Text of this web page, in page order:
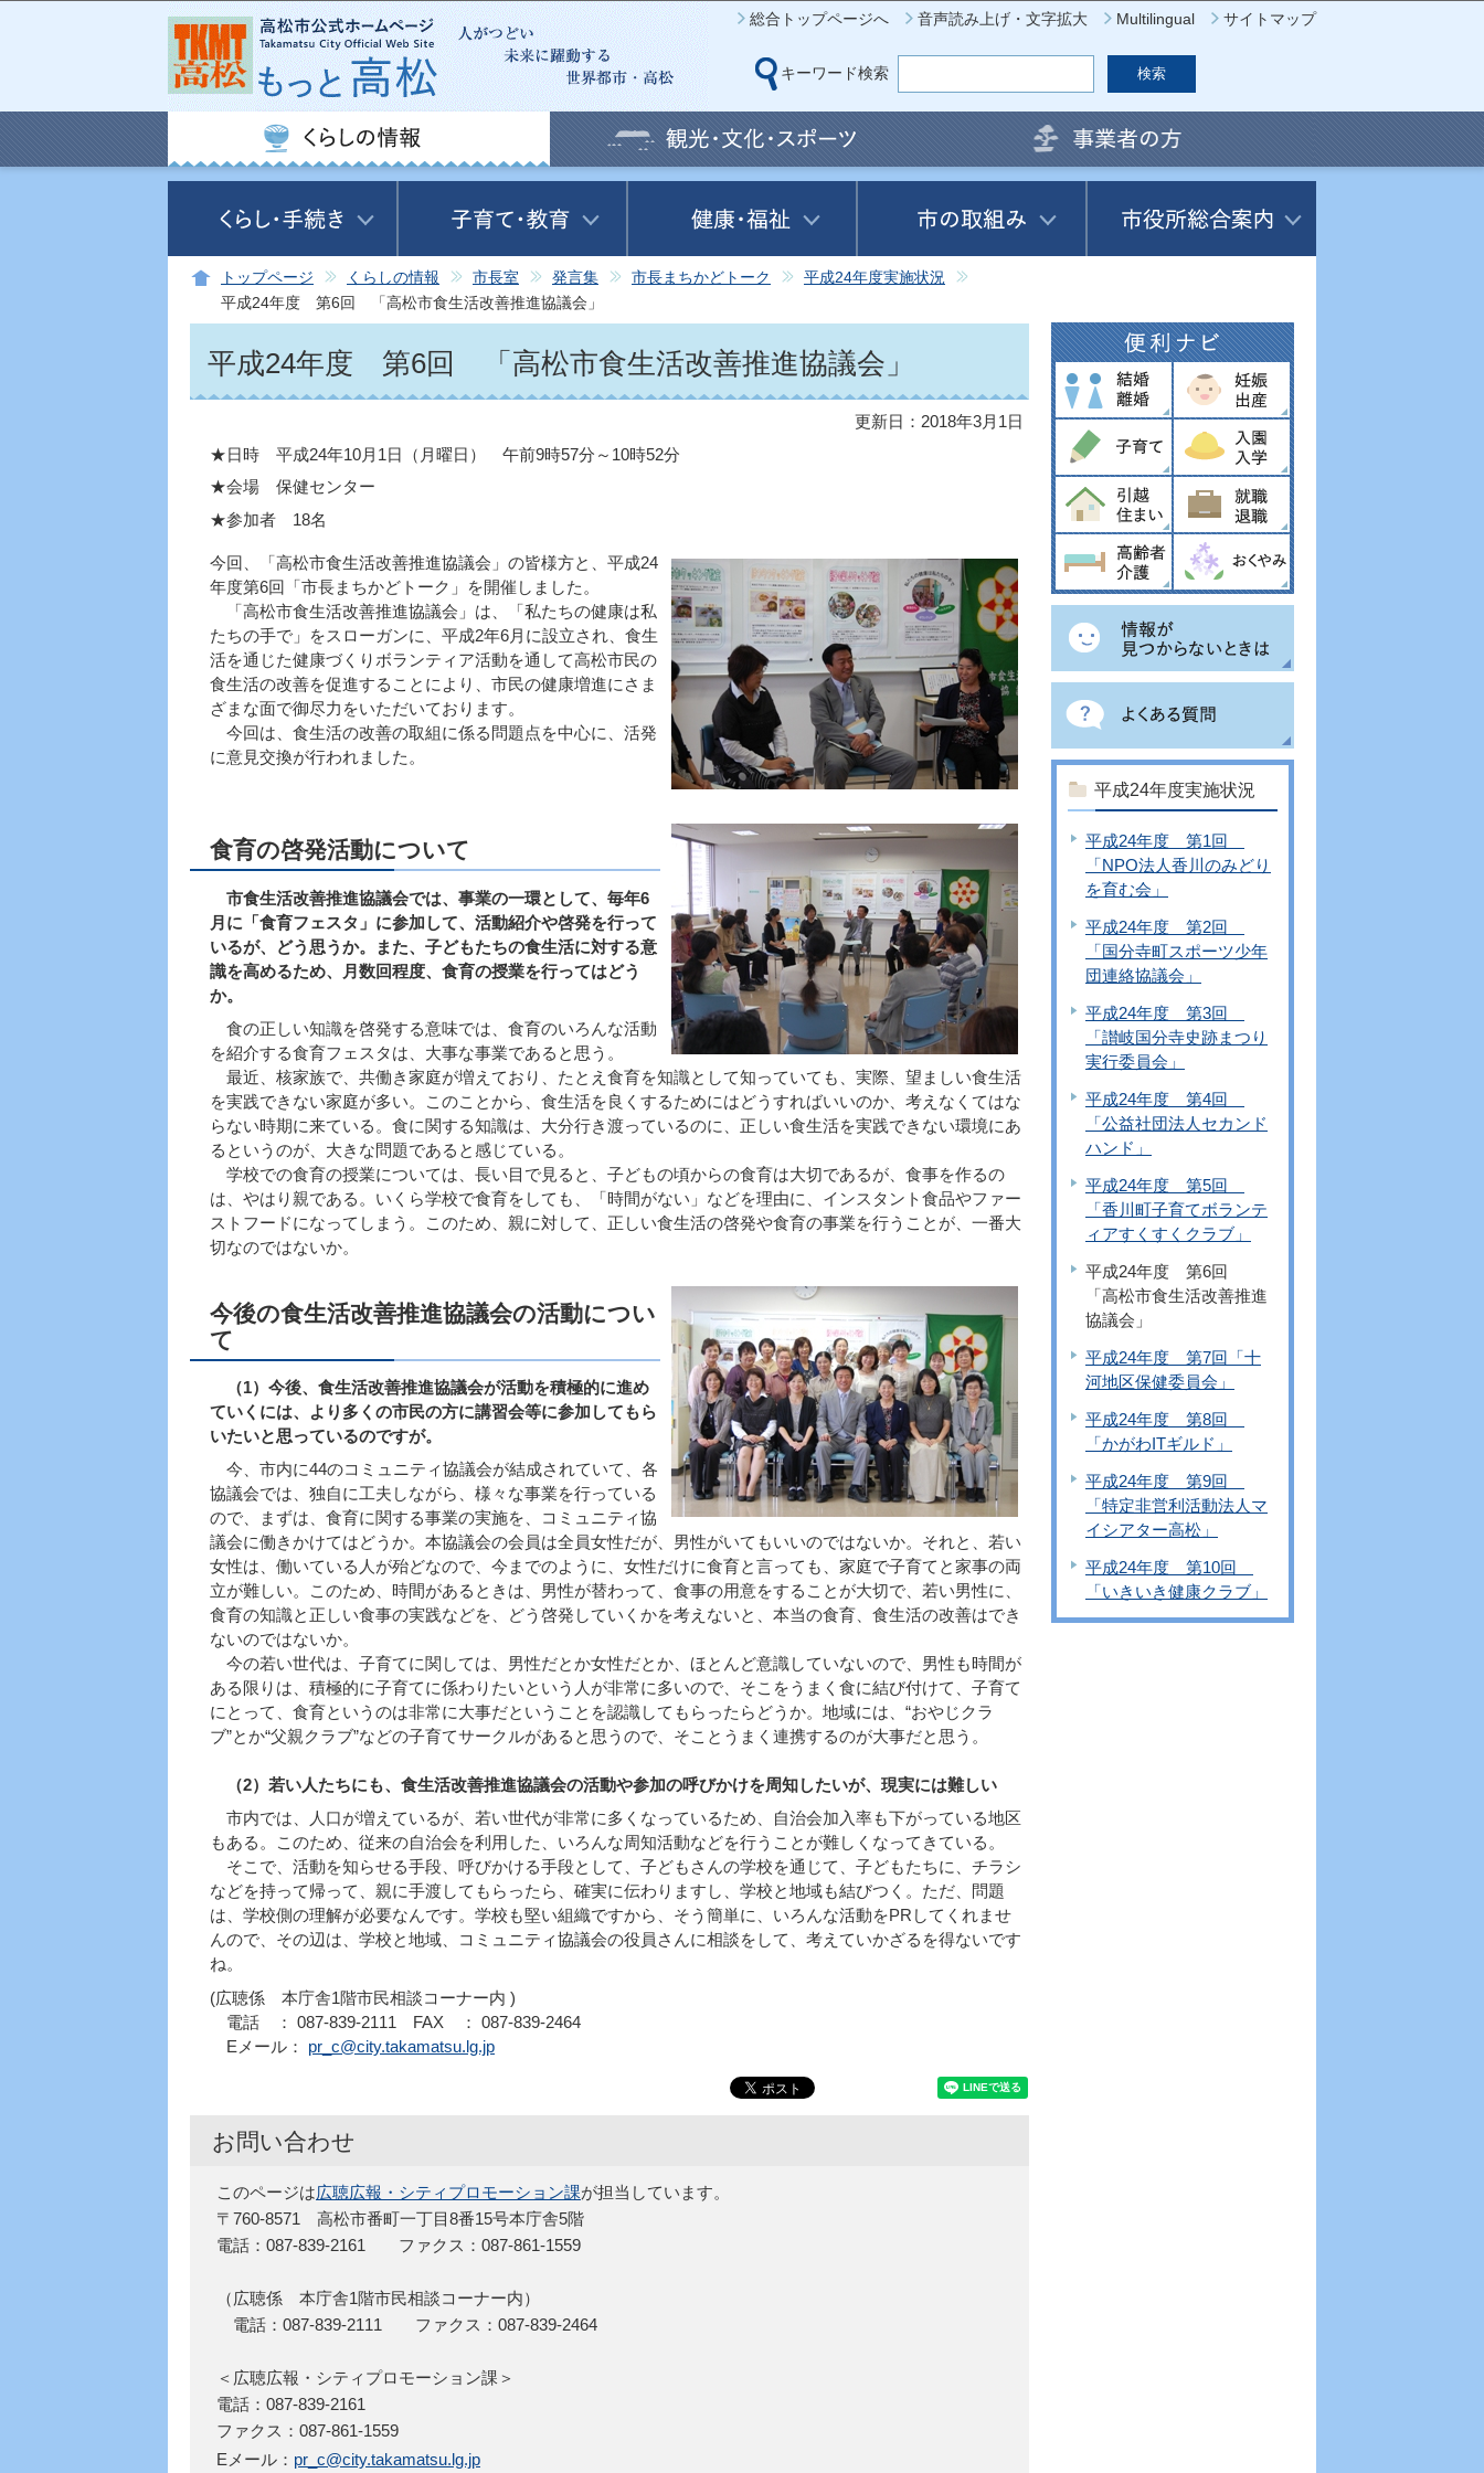
このページの本文へ移動
総合トップページへ 音声読み上げ・文字拡大 Multilingual サイトマップ
キーワード検索
トップページ くらしの情報 市長室 発言集 市長まちかどトーク
平成24年度実施状況
平成24年度 第6回 「高松市食生活改善推進協議会」
平成24年度 第6回 「高松市食生活改善推進協議会」
更新日：2018年3月1日
★日時 平成24年10月1日（月曜日） 午前9時57分～10時52分
★会場 保健センター
★参加者 18名
今回、「高松市食生活改善推進協議会」の皆様方と、平成24
年度第6回「市長まちかどトーク」を開催しました。
「高松市食生活改善推進協議会」は、「私たちの健康は私
たちの手で」をスローガンに、平成2年6月に設立され、食生
活を通じた健康づくりボランティア活動を通して高松市民の
食生活の改善を促進することにより、市民の健康増進にさま
ざまな面で御尽力をいただいております。
今回は、食生活の改善の取組に係る問題点を中心に、活発
に意見交換が行われました。
食育の啓発活動について
市食生活改善推進協議会では、事業の一環として、毎年6
月に「食育フェスタ」に参加して、活動紹介や啓発を行って
いるが、どう思うか。また、子どもたちの食生活に対する意
識を高めるため、月数回程度、食育の授業を行ってはどう
か。
食の正しい知識を啓発する意味では、食育のいろんな活動
を紹介する食育フェスタは、大事な事業であると思う。
最近、核家族で、共働き家庭が増えており、たとえ食育を知識として知っていても、実際、望ましい食生活
を実践できない家庭が多い。このことから、食生活を良くするためにはどうすればいいのか、考えなくてはな
らない時期に来ている。食に関する知識は、大分行き渡っているのに、正しい食生活を実践できない環境にあ
るというのが、大きな問題であると感じている。
学校での食育の授業については、長い目で見ると、子どもの頃からの食育は大切であるが、食事を作るの
は、やはり親である。いくら学校で食育をしても、「時間がない」などを理由に、インスタント食品やファー
ストフードになってしまう。このため、親に対して、正しい食生活の啓発や食育の事業を行うことが、一番大
切なのではないか。
今後の食生活改善推進協議会の活動につい
て
（1）今後、食生活改善推進協議会が活動を積極的に進め
ていくには、より多くの市民の方に講習会等に参加してもら
いたいと思っているのですが。
今、市内に44のコミュニティ協議会が結成されていて、各
協議会では、独自に工夫しながら、様々な事業を行っている
ので、まずは、食育に関する事業の実施を、コミュニティ協
議会に働きかけてはどうか。本協議会の会員は全員女性だが、男性がいてもいいのではないか。それと、若い
女性は、働いている人が殆どなので、今までのように、女性だけに食育と言っても、家庭で子育てと家事の両
立が難しい。このため、時間があるときは、男性が替わって、食事の用意をすることが大切で、若い男性に、
食育の知識と正しい食事の実践などを、どう啓発していくかを考えないと、本当の食育、食生活の改善はでき
ないのではないか。
今の若い世代は、子育てに関しては、男性だとか女性だとか、ほとんど意識していないので、男性も時間が
ある限りは、積極的に子育てに係わりたいという人が非常に多いので、そこをうまく食に結び付けて、子育て
にとって、食育というのは非常に大事だということを認識してもらったらどうか。地域には、“おやじクラ
ブ”とか“父親クラブ”などの子育てサークルがあると思うので、そことうまく連携するのが大事だと思う。
（2）若い人たちにも、食生活改善推進協議会の活動や参加の呼びかけを周知したいが、現実には難しい
市内では、人口が増えているが、若い世代が非常に多くなっているため、自治会加入率も下がっている地区
もある。このため、従来の自治会を利用した、いろんな周知活動などを行うことが難しくなってきている。
そこで、活動を知らせる手段、呼びかける手段として、子どもさんの学校を通じて、子どもたちに、チラシ
などを持って帰って、親に手渡してもらったら、確実に伝わりますし、学校と地域も結びつく。ただ、問題
は、学校側の理解が必要なんです。学校も堅い組織ですから、そう簡単に、いろんな活動をPRしてくれませ
んので、その辺は、学校と地域、コミュニティ協議会の役員さんに相談をして、考えていかざるを得ないです
ね。
(広聴係 本庁舎1階市民相談コーナー内 )
電話 ： 087-839-2111 FAX ： 087-839-2464
Eメール： pr_c@city.takamatsu.lg.jp
お問い合わせ
このページは広聴広報・シティプロモーション課が担当しています。
〒760-8571 高松市番町一丁目8番15号本庁舎5階
電話：087-839-2161 ファクス：087-861-1559
（広聴係 本庁舎1階市民相談コーナー内）
電話：087-839-2111 ファクス：087-839-2464
＜広聴広報・シティプロモーション課＞
電話：087-839-2161
ファクス：087-861-1559
Eメール： pr_c@city.takamatsu.lg.jp
平成24年度実施状況
平成24年度 第1回
「NPO法人香川のみどり
を育む会」
平成24年度 第2回
「国分寺町スポーツ少年
団連絡協議会」
平成24年度 第3回
「讃岐国分寺史跡まつり
実行委員会」
平成24年度 第4回
「公益社団法人セカンド
ハンド」
平成24年度 第5回
「香川町子育てボランテ
ィアすくすくクラブ」
平成24年度 第6回
「高松市食生活改善推進
協議会」
平成24年度 第7回「十
河地区保健委員会」
平成24年度 第8回
「かがわITギルド」
平成24年度 第9回
「特定非営利活動法人マ
イシアター高松」
平成24年度 第10回
「いきいき健康クラブ」